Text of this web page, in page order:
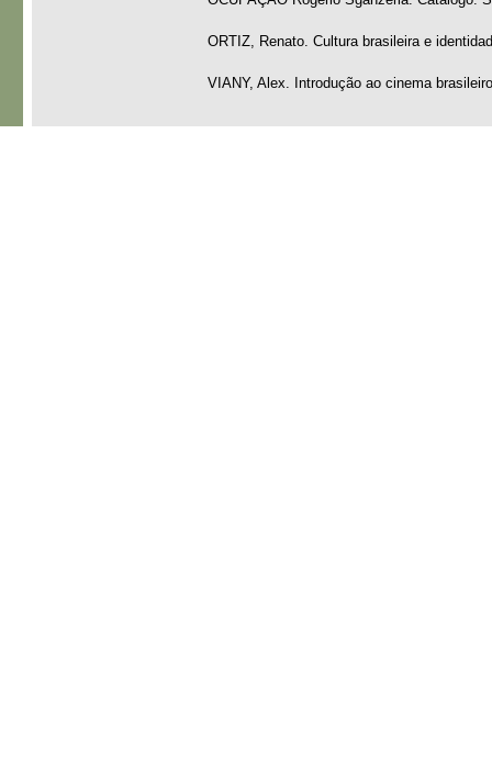
ORTIZ, Renato. Cultura brasileira e
VIANY, Alex. Introdução ao cinema